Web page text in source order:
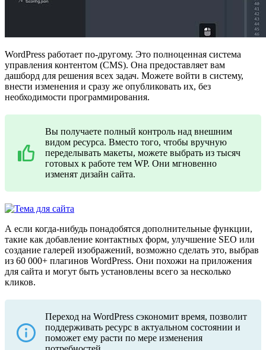
WordPress работает по-другому. Это полноценная система
управления контентом (CMS). Она предоставляет вам
дашборд для решения всех задач. Можете войти в систему,
внести изменения и сразу же опубликовать их, без
необходимости программирования.
Вы получаете полный контроль над внешним
видом ресурса. Вместо того, чтобы вручную
переделывать макеты, можете выбрать из тысяч
готовых к работе тем WP. Они мгновенно
изменят дизайн сайта.
А если когда-нибудь понадобятся дополнительные функции,
такие как добавление контактных форм, улучшение SEO или
создание галерей изображений, возможно сделать это, выбрав
из 60 000+ плагинов WordPress. Они похожи на приложения
для сайта и могут быть установлены всего за несколько
кликов.
Переход на WordPress сэкономит время, позволит
поддерживать ресурс в актуальном состоянии и
поможет ему расти по мере изменения